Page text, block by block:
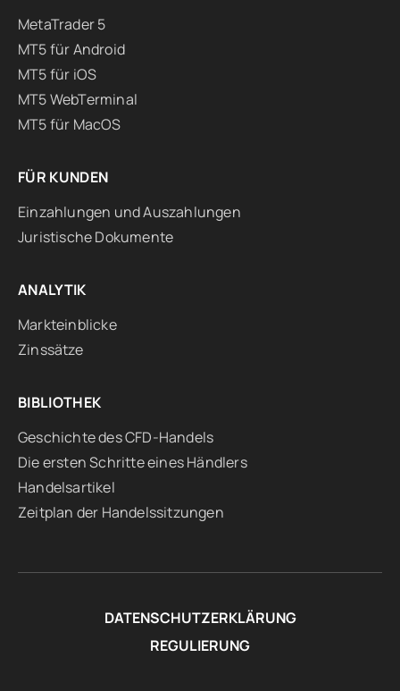
MetaTrader 5
MT5 für Android
MT5 für iOS
MT5 WebTerminal
MT5 für MacOS
FÜR KUNDEN
Einzahlungen und Auszahlungen
Juristische Dokumente
ANALYTIK
Markteinblicke
Zinssätze
BIBLIOTHEK
Geschichte des CFD-Handels
Die ersten Schritte eines Händlers
Handelsartikel
Zeitplan der Handelssitzungen
DATENSCHUTZERKLÄRUNG
REGULIERUNG